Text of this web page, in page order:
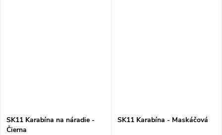
SK11 Karabína na náradie -
Čierna
SK11 Karabína - Maskáčová